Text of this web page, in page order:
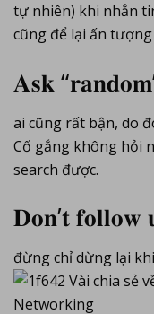
tự nhiên) khi nhắn
cũng để lại ấn
𝐀𝐬𝐤
ai cũng rất bận, do
Cố gắng không hỏi
search được.
𝐃𝐨𝐧’𝐭 𝐟𝐨𝐥𝐥𝐨𝐰
đừng chỉ dừng lại